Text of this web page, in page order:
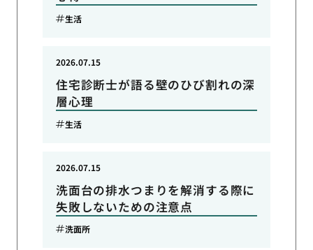
生活
住宅診断士が語る壁のひび割れの深
層心理
2026.07.15
生活
洗面台の排水つまりを解消する際に
失敗しないための注意点
2026.07.15
洗面所